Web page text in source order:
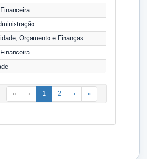
Orçamento e Finanças
« ‹ 1 2 › »